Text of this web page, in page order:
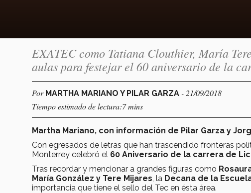
EXATEC como Tatiana Clouthier, María
aulas para festejar el 60 aniversario de la
Por MARTHA MARIANO Y PILAR GARZA - 21/09/2018
Tiempo estimado de lectura:7 mins
Martha Mariano, con información de Pilar Garza y
Con egresados de letras que han trascendido fronteras
Monterrey celebró el 60 Aniversario de la carrera de
Tras recordar y mencionar a grandes figuras como
María González y Tere Mijares , la Decana de la
importancia que tiene el sello del Tec en ésta área.